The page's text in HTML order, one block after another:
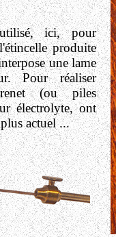
ici, pour
produite
une lame
Pour réaliser
(ou piles
électrolyte, ont
actuel ...